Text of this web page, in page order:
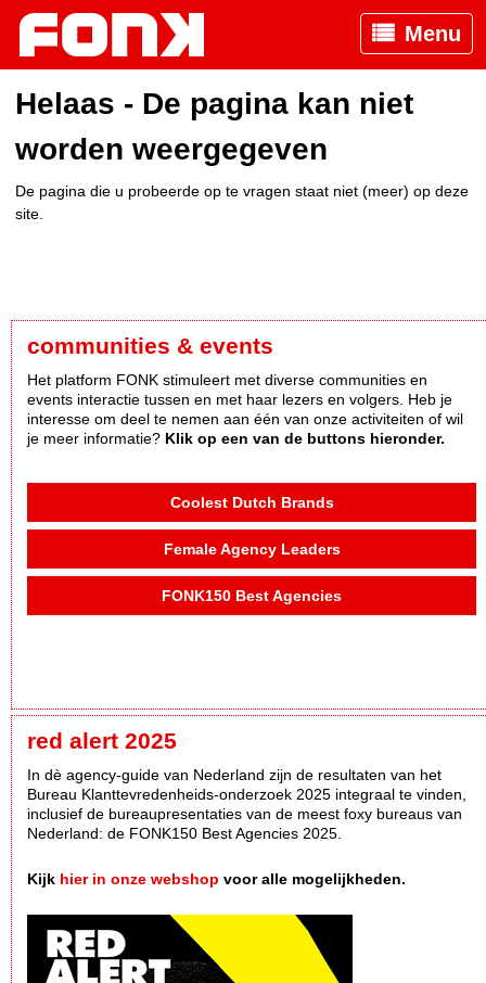
Menu
Helaas - De pagina kan niet
worden weergegeven
De pagina die u probeerde op te vragen staat niet (meer) op deze
site.
communities & events
Het platform FONK stimuleert met diverse communities en
events interactie tussen en met haar lezers en volgers. Heb je
interesse om deel te nemen aan één van onze activiteiten of wil
je meer informatie? Klik op een van de buttons hieronder.
Coolest Dutch Brands
Female Agency Leaders
FONK150 Best Agencies
red alert 2025
In dè agency-guide van Nederland zijn de resultaten van het
Bureau Klanttevredenheids-onderzoek 2025 integraal te vinden,
inclusief de bureaupresentaties van de meest foxy bureaus van
Nederland: de FONK150 Best Agencies 2025.
Kijk hier in onze webshop voor alle mogelijkheden.